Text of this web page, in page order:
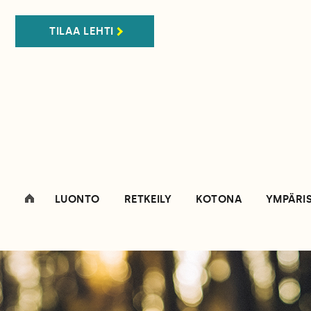
TILAA LEHTI
LUONTO RETKEILY KOTONA